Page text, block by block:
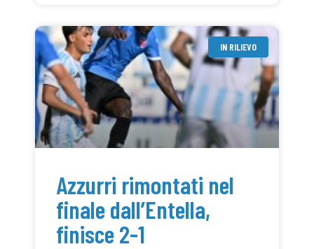
IN RILIEVO
Azzurri rimontati nel
finale dall’Entella,
finisce 2-1